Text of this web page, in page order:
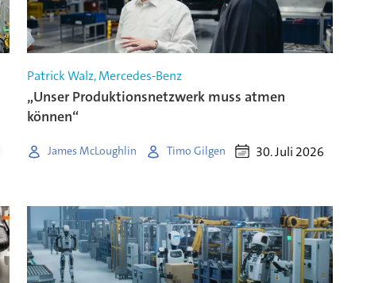
Patrick Walz, Mercedes-Benz
„Unser Produktionsnetzwerk muss atmen
können“
James McLoughlin Timo Gilgen 30. Juli 2026